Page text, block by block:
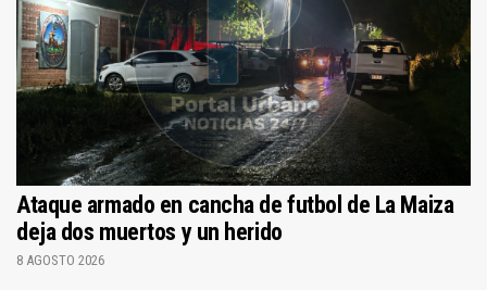
Ataque armado en cancha de futbol de La Maiza
deja dos muertos y un herido
8 AGOSTO 2026